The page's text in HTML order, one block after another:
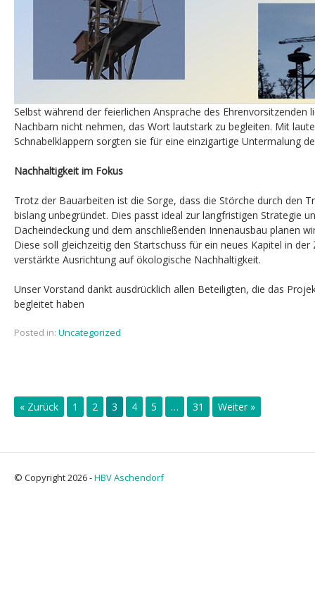
Selbst während der feierlichen Ansprache des Ehrenvorsitzenden
Nachbarn nicht nehmen, das Wort lautstark zu begleiten. Mit
Schnabelklappern sorgten sie für eine einzigartige Untermalung
Nachhaltigkeit im Fokus
Trotz der Bauarbeiten ist die Sorge, dass die Störche durch den
bislang unbegründet. Dies passt ideal zur langfristigen Strategie
Dacheindeckung und dem anschließenden Innenausbau planen
Diese soll gleichzeitig den Startschuss für ein neues Kapitel in
verstärkte Ausrichtung auf ökologische Nachhaltigkeit.
Unser Vorstand dankt ausdrücklich allen Beteiligten, die das
begleitet haben
Posted in: Uncategorized
« Zurück 1 2 3 4 5 … 31 Weiter »
© Copyright 2026 -HBV Aschendorf